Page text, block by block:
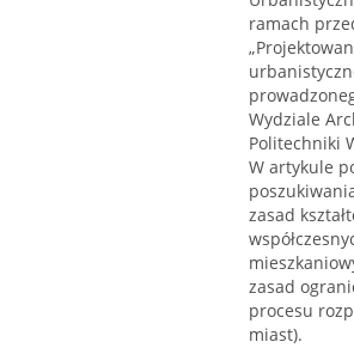
ramach
Wydziale
Politechniki
W artykule
zasad
zasad
procesu
miast).